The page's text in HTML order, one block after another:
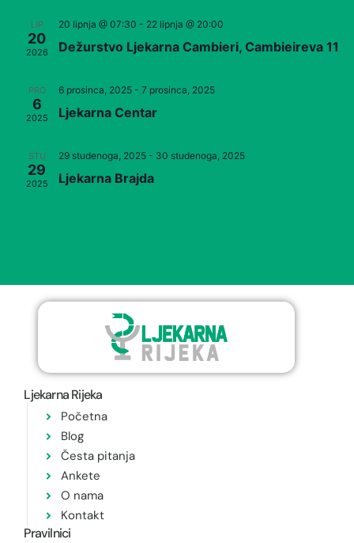
LIP
20
2026
20 lipnja @ 07:30 - 22 lipnja @ 20:00
Dežurstvo Ljekarna Cambieri, Cambieireva 11
PRO
6
2025
6 prosinca, 2025- 7 prosinca, 2025
Ljekarna Centar
STU
29
2025
29 studenoga, 2025- 30 studenoga, 2025
Ljekarna Brajda
Ljekarna Rijeka
Početna
Blog
Česta pitanja
Ankete
O nama
Kontakt
Pravilnici